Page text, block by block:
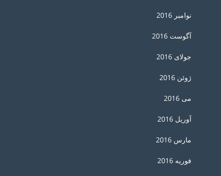
نوامبر 2016
آگوست 2016
جولای 2016
ژوئن 2016
می 2016
آوریل 2016
مارس 2016
فوریه 2016